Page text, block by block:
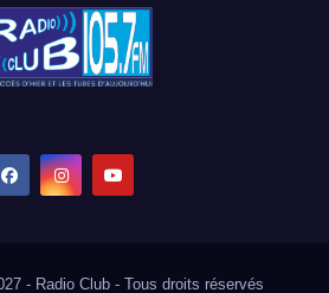
- Radio Club - Tous droits réservés